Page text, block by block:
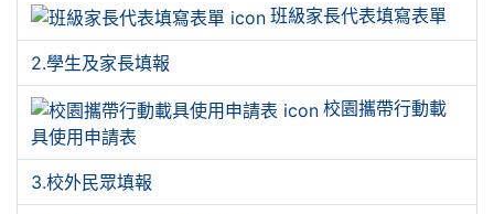
班級家長代表填寫表單
2.學生及家長填報
校園攜帶行動載
具使用申請表
3.校外民眾填報